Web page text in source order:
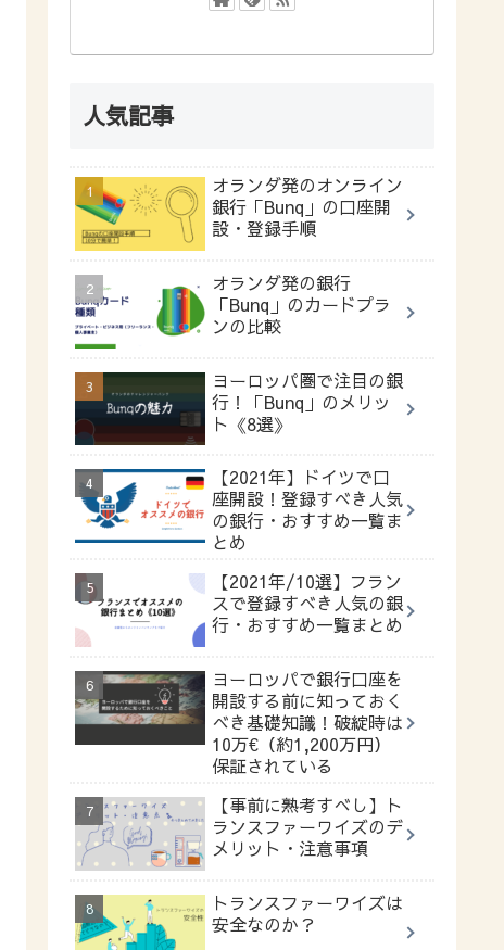
人気記事
オランダ発のオンライン
銀行「Bunq」の口座開
設・登録手順
オランダ発の銀行
「Bunq」のカードプラ
ンの比較
ヨーロッパ圏で注目の銀
行！「Bunq」のメリッ
ト《8選》
【2021年】ドイツで口
座開設！登録すべき人気
の銀行・おすすめ一覧ま
とめ
【2021年/10選】フラン
スで登録すべき人気の銀
行・おすすめ一覧まとめ
ヨーロッパで銀行口座を
開設する前に知っておく
べき基礎知識！破綻時は
10万€（約1,200万円）
保証されている
【事前に熟考すべし】ト
ランスファーワイズのデ
メリット・注意事項
トランスファーワイズは
安全なのか？